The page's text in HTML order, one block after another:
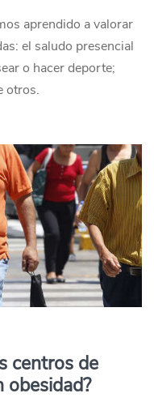
aprendido a valorar
el saludo presencial
o hacer deporte;
otros.
centros de
obesidad?